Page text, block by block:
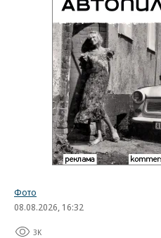
Фото
08.08.2026, 16:32
3K